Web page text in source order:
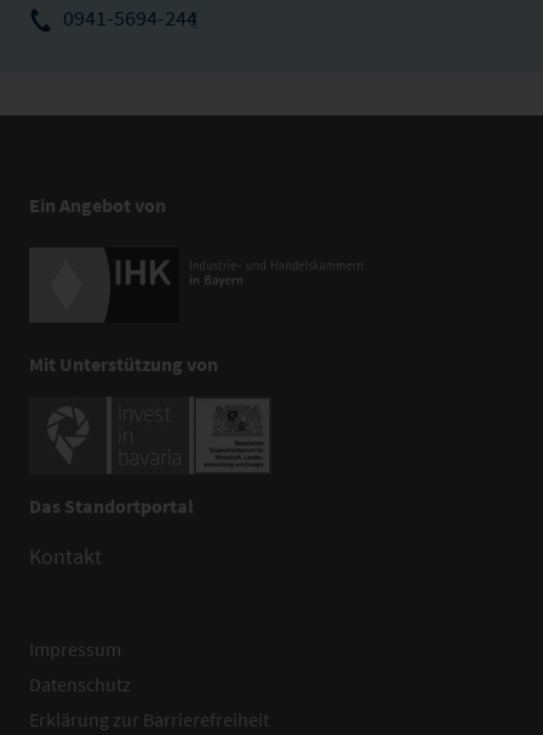
0941-5694-244
Ein Angebot von
Mit Unterstützung von
Das Standortportal
Kontakt
Impressum
Datenschutz
Erklärung zur Barrierefreiheit